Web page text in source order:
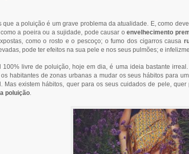
que a poluição é um grave problema da atualidade. E, como
a poeira ou a sujidade, pode causar oenvelhecimento
como o rosto e o pescoço; o fumo dos cigarros causa
pode ter efeitos na sua pele e nos seus pulmões; e
100% livre de poluição, hoje em dia, é uma ideia bastante
habitantes de zonas urbanas a mudar os seus hábitos para
Mas existem hábitos, quer para os seus cuidados de pele,
poluição